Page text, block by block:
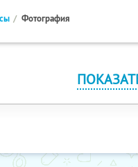
Фотография